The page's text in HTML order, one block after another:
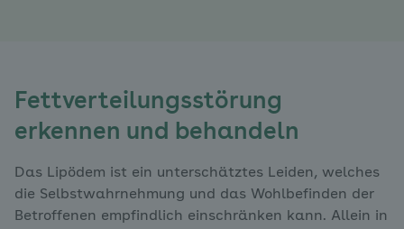
Fettverteilungsstörung
erkennen und behandeln
Das Lipödem ist ein unterschätztes Leiden, welches
die Selbstwahrnehmung und das Wohlbefinden der
Betroffenen empfindlich einschränken kann. Allein in